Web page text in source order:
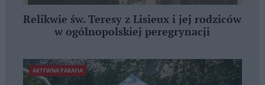
Relikwie św. Teresy z Lisieux i jej rodziców
w ogólnopolskiej peregrynacji
AKTYWNA PARAFIA